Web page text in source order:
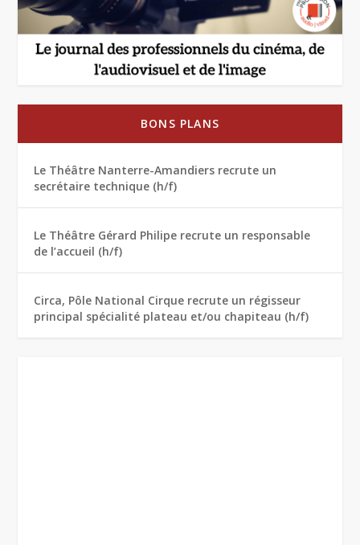
BONS PLANS
Le Théâtre Nanterre-Amandiers recrute un
secrétaire technique (h/f)
Le Théâtre Gérard Philipe recrute un responsable
de l’accueil (h/f)
Circa, Pôle National Cirque recrute un régisseur
principal spécialité plateau et/ou chapiteau (h/f)